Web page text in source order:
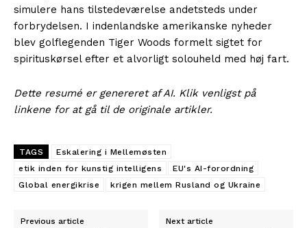
simulere hans tilstedeværelse andetsteds under
forbrydelsen. I indenlandske amerikanske nyheder
blev golflegenden Tiger Woods formelt sigtet for
spirituskørsel efter et alvorligt solouheld med høj fart.
Dette resumé er genereret af AI. Klik venligst på
linkene for at gå til de originale artikler.
TAGS
Eskalering i Mellemøsten
etik inden for kunstig intelligens
EU's AI-forordning
Global energikrise
krigen mellem Rusland og Ukraine
Previous article Next article